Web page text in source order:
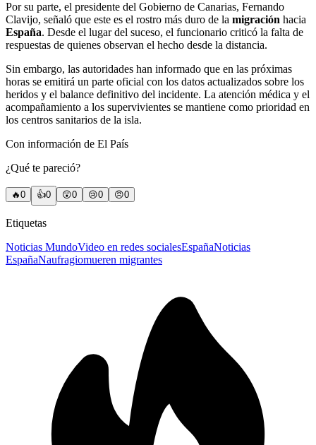
Por su parte, el presidente del Gobierno de Canarias, Fernando
Clavijo, señaló que este es el rostro más duro de la migración hacia
España. Desde el lugar del suceso, el funcionario criticó la falta de
respuestas de quienes observan el hecho desde la distancia.
Sin embargo, las autoridades han informado que en las próximas
horas se emitirá un parte oficial con los datos actualizados sobre los
heridos y el balance definitivo del incidente. La atención médica y el
acompañamiento a los supervivientes se mantiene como prioridad en
los centros sanitarios de la isla.
Con información de El País
¿Qué te pareció?
🔥0 👍0 😲0 😢0 😠0
Etiquetas
Noticias MundoVideo en redes socialesEspañaNoticias
EspañaNaufragiomueren migrantes